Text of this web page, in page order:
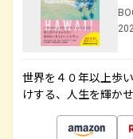
世界を４０年以上歩
けする、人生を輝か